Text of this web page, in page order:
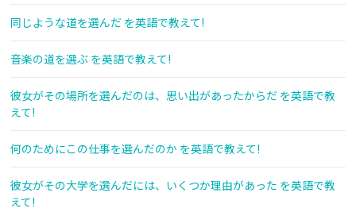
同じような道を選んだ を英語で教えて!
音楽の道を選ぶ を英語で教えて!
彼女がその場所を選んだのは、思い出があったからだ を英語で教
えて!
何のためにこの仕事を選んだのか を英語で教えて!
彼女がその大学を選んだには、いくつか理由があった を英語で教
えて!